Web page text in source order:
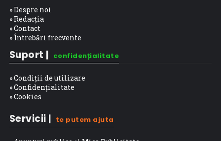
» Despre noi
» Redacția
» Contact
» Întrebări frecvente
Suport | confidențialitate
» Condiții de utilizare
» Confidențialitate
» Cookies
Servicii | te putem ajuta